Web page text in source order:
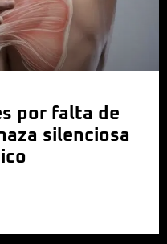
por falta de
silenciosa